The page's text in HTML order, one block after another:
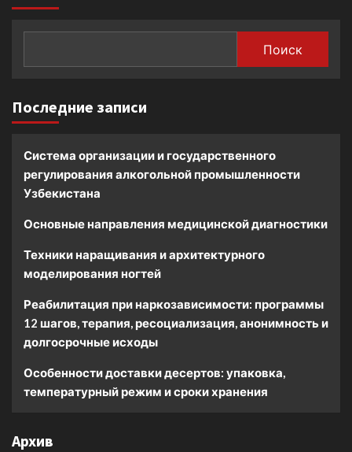
Поиск
Последние записи
Система организации и государственного
регулирования алкогольной промышленности
Узбекистана
Основные направления медицинской диагностики
Техники наращивания и архитектурного
моделирования ногтей
Реабилитация при наркозависимости: программы
12 шагов, терапия, ресоциализация, анонимность и
долгосрочные исходы
Особенности доставки десертов: упаковка,
температурный режим и сроки хранения
Архив